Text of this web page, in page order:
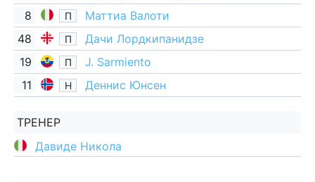
8
П
Маттиа Валоти
48
П
Дачи Лордкипанидзе
19
П
J. Sarmiento
11
Н Деннис Юнсен
ТРЕНЕР
Давиде Никола